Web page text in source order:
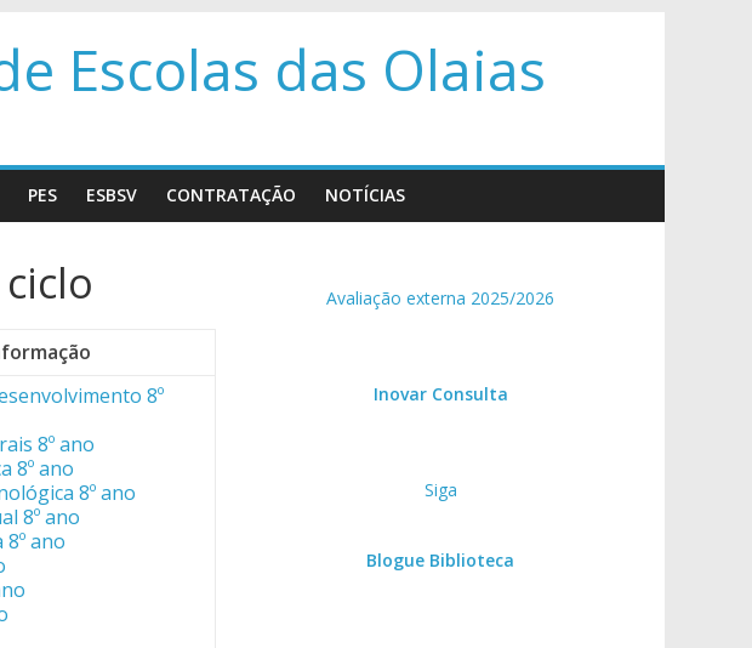
Escolas das Olaias
PES ESBSV CONTRATAÇÃO NOTÍCIAS
8º
8º ano
8º ano
8º ano
8º ano
8º ano
Avaliação externa 2025/2026
Inovar Consulta
Siga
Blogue Biblioteca